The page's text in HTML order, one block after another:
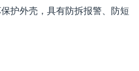
护外壳，具有防拆报警、防短